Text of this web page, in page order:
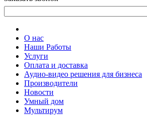
О нас
Наши Работы
Услуги
Оплата и доставка
Аудио-видео решения для бизнеса
Производители
Новости
Умный дом
Мультирум